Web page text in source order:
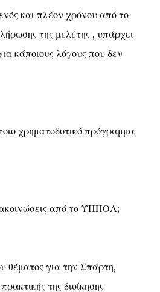
και πλέον χρόνου από το
της μελέτης , υπάρχει
κάποιους λόγους που δεν
χρηματοδοτικό πρόγραμμα
από το ΥΠΠΟΑ;
θέματος για την Σπάρτη,
της διοίκησης